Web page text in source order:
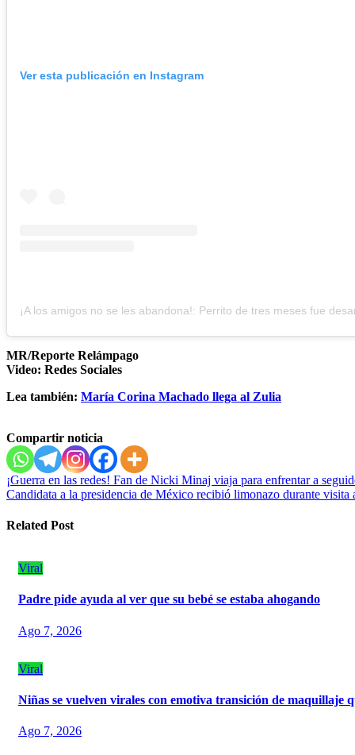
Ver esta publicación en Instagram
MR/Reporte Relámpago
Video: Redes Sociales
Lea también: María Corina Machado llega al Zulia
Compartir noticia
Navegación
de
entradas
¡Guerra en las redes! Fan de Nicki Minaj viaja para enfrentar a
Candidata a la presidencia de México recibió limonazo durante
Related Post
Viral
Padre pide ayuda al ver que su bebé se estaba ahogando
Ago 7, 2026
Viral
Niñas se vuelven virales con emotiva transición de maquillaje
Ago 7, 2026